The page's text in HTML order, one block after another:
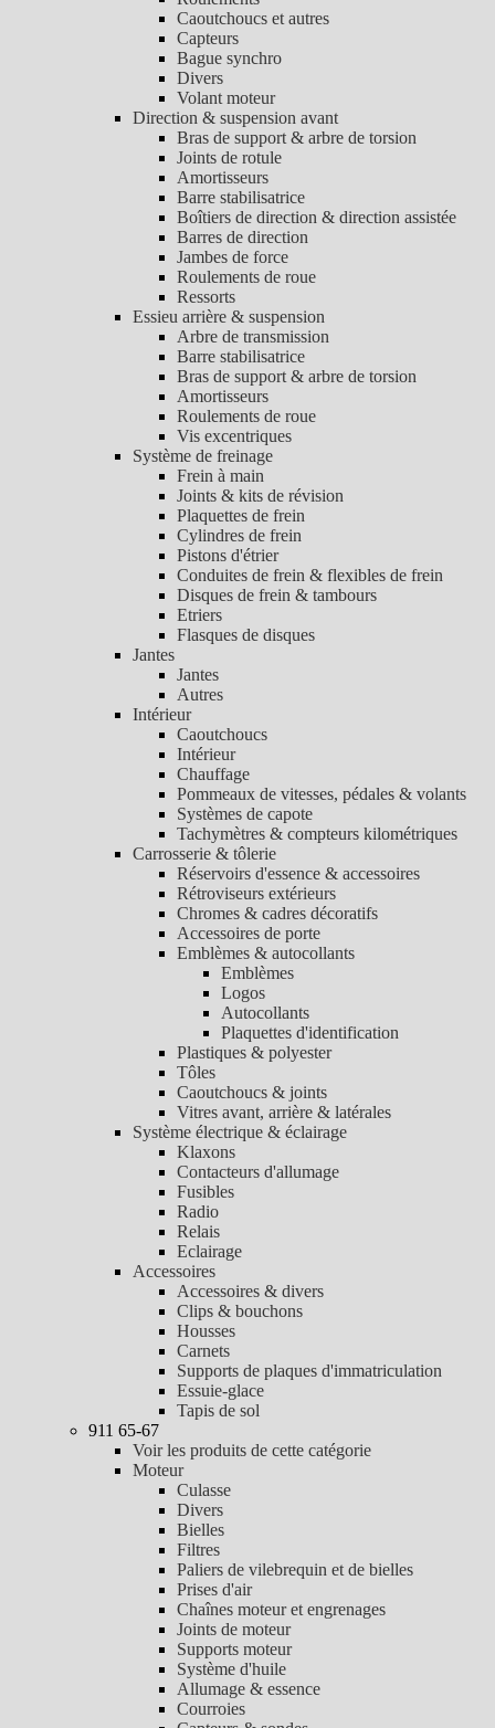
Caoutchoucs et autres
Capteurs
Bague synchro
Divers
Volant moteur
Direction & suspension avant
Bras de support & arbre de torsion
Joints de rotule
Amortisseurs
Barre stabilisatrice
Boîtiers de direction & direction assistée
Barres de direction
Jambes de force
Roulements de roue
Ressorts
Essieu arrière & suspension
Arbre de transmission
Barre stabilisatrice
Bras de support & arbre de torsion
Amortisseurs
Roulements de roue
Vis excentriques
Système de freinage
Frein à main
Joints & kits de révision
Plaquettes de frein
Cylindres de frein
Pistons d'étrier
Conduites de frein & flexibles de frein
Disques de frein & tambours
Etriers
Flasques de disques
Jantes
Jantes
Autres
Intérieur
Caoutchoucs
Intérieur
Chauffage
Pommeaux de vitesses, pédales & volants
Systèmes de capote
Tachymètres & compteurs kilométriques
Carrosserie & tôlerie
Réservoirs d'essence & accessoires
Rétroviseurs extérieurs
Chromes & cadres décoratifs
Accessoires de porte
Emblèmes & autocollants
Emblèmes
Logos
Autocollants
Plaquettes d'identification
Plastiques & polyester
Tôles
Caoutchoucs & joints
Vitres avant, arrière & latérales
Système électrique & éclairage
Klaxons
Contacteurs d'allumage
Fusibles
Radio
Relais
Eclairage
Accessoires
Accessoires & divers
Clips & bouchons
Housses
Carnets
Supports de plaques d'immatriculation
Essuie-glace
Tapis de sol
911 65-67
Voir les produits de cette catégorie
Moteur
Culasse
Divers
Bielles
Filtres
Paliers de vilebrequin et de bielles
Prises d'air
Chaînes moteur et engrenages
Joints de moteur
Supports moteur
Système d'huile
Allumage & essence
Courroies